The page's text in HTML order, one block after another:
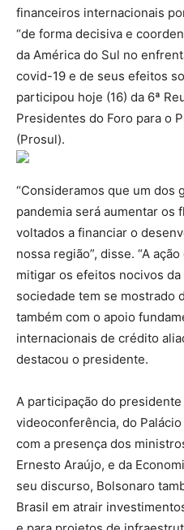
financeiros internacionais
“de forma decisiva e
da América do Sul no
covid-19 e de seus efeitos
participou hoje (16) da 6ª
Presidentes do Foro para o
(Prosul).
“Consideramos que um dos
pandemia será aumentar os
voltados a financiar o
nossa região”, disse. “A
mitigar os efeitos nocivos
sociedade tem se mostrado
também com o apoio
internacionais de crédito
destacou o presidente.
A participação do
videoconferência, do
com a presença dos
Ernesto Araújo, e da
seu discurso, Bolsonaro
Brasil em atrair